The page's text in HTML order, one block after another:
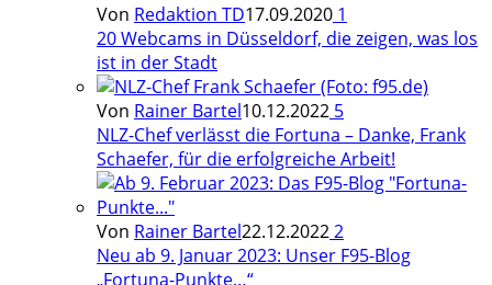
Von Redaktion TD17.09.2020 1
20 Webcams in Düsseldorf, die zeigen, was los
ist in der Stadt
Von Rainer Bartel10.12.2022 5
NLZ-Chef verlässt die Fortuna – Danke, Frank
Schaefer, für die erfolgreiche Arbeit!
Von Rainer Bartel22.12.20222
Neu ab 9. Januar 2023: Unser F95-Blog
„Fortuna-Punkte…“